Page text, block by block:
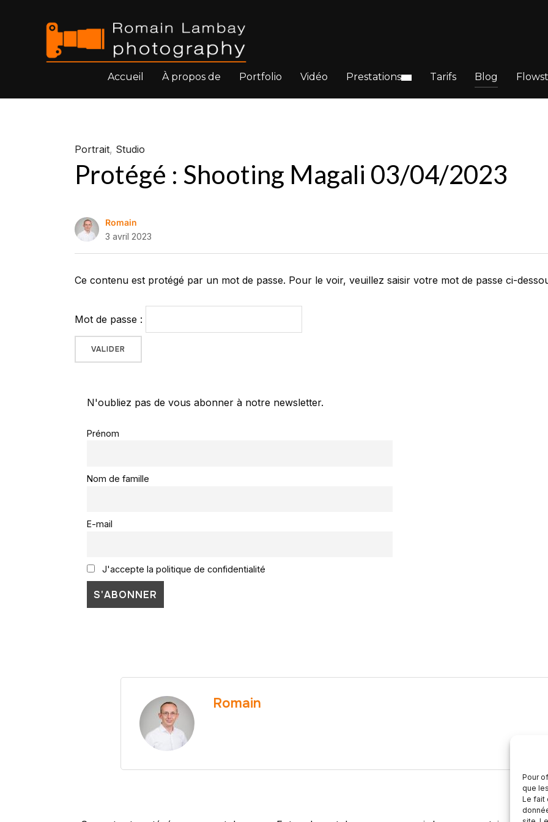
Pour
que
Le fait
Accueil À propos de Portfolio Vidéo Prestations Tarifs Blog
Portrait, Studio
Protégé : Shooting Magali 03/04/2023
Romain
3 avril 2023
Ce contenu est protégé par un mot de passe. Pour le voir, veuillez saisir votre mot de passe ci-
Mot de passe :
N'oubliez pas de vous abonner à notre newsletter.
Prénom
Nom de famille
E-mail
J'accepte la politique de confidentialité
Romain